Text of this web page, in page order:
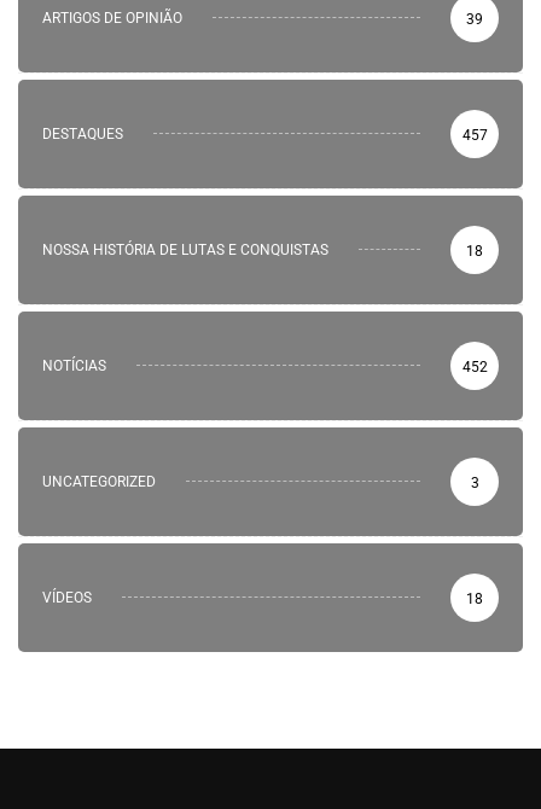
ARTIGOS DE OPINIÃO 39
DESTAQUES 457
NOSSA HISTÓRIA DE LUTAS E CONQUISTAS 18
NOTÍCIAS 452
UNCATEGORIZED 3
VÍDEOS 18